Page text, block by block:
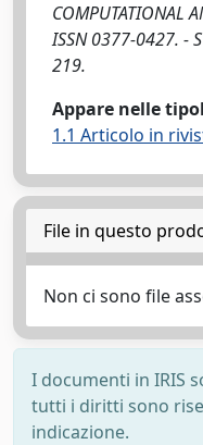
COMPUTATIONAL
ISSN 0377-0427. -
219.
Appare nelle
1.1 Articolo in
File in questo
Non ci sono file
I documenti in IRIS
tutti i diritti sono
indicazione.